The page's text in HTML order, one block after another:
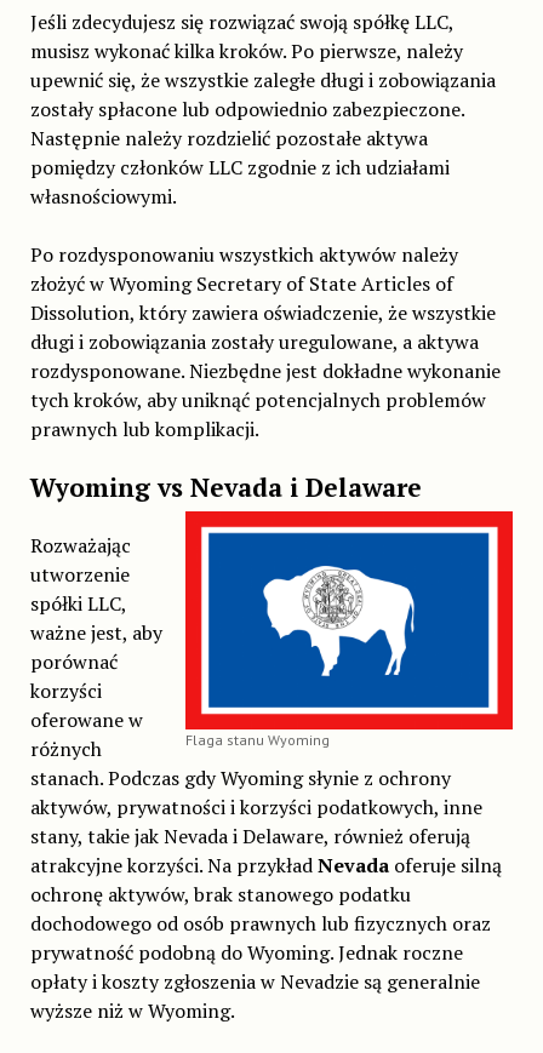
Jeśli zdecydujesz się rozwiązać swoją spółkę LLC,
musisz wykonać kilka kroków. Po pierwsze, należy
upewnić się, że wszystkie zaległe długi i zobowiązania
zostały spłacone lub odpowiednio zabezpieczone.
Następnie należy rozdzielić pozostałe aktywa
pomiędzy członków LLC zgodnie z ich udziałami
własnościowymi.
Po rozdysponowaniu wszystkich aktywów należy
złożyć w Wyoming Secretary of State Articles of
Dissolution, który zawiera oświadczenie, że wszystkie
długi i zobowiązania zostały uregulowane, a aktywa
rozdysponowane. Niezbędne jest dokładne wykonanie
tych kroków, aby uniknąć potencjalnych problemów
prawnych lub komplikacji.
Wyoming vs Nevada i Delaware
Flaga stanu Wyoming
Rozważając
utworzenie
spółki LLC,
ważne jest, aby
porównać
korzyści
oferowane w
różnych
stanach. Podczas gdy Wyoming słynie z ochrony
aktywów, prywatności i korzyści podatkowych, inne
stany, takie jak Nevada i Delaware, również oferują
atrakcyjne korzyści. Na przykładNevadaoferuje silną
ochronę aktywów, brak stanowego podatku
dochodowego od osób prawnych lub fizycznych oraz
prywatność podobną do Wyoming. Jednak roczne
opłaty i koszty zgłoszenia w Nevadzie są generalnie
wyższe niż w Wyoming.